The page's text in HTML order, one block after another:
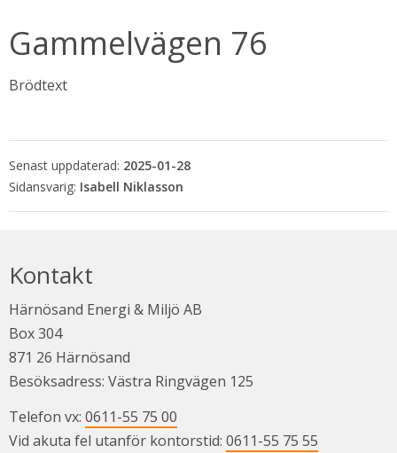
Gammelvägen 76
Brödtext
Senast uppdaterad: 2025-01-28
Isabell Niklasson
Kontakt
Härnösand Energi & Miljö AB
Box 304
871 26 Härnösand
Besöksadress: Västra Ringvägen 125
Telefon vx: 0611-55 75 00
Vid akuta fel utanför kontorstid: 0611-55 75 55